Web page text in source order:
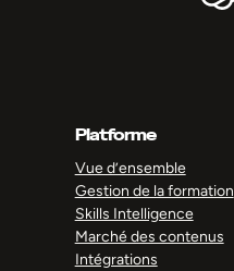
Platforme
Vue d’ensemble
Gestion de la formation
Skills Intelligence
Marché des contenus
Intégrations